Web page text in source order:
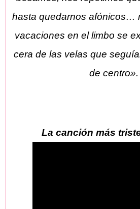
hasta quedarnos afónicos…
vacaciones en el limbo se
cera de las velas que
de centro».
La canción más